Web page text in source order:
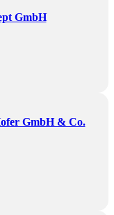
GmbH
GmbH & Co.